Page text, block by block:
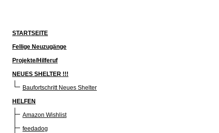
STARTSEITE
Fellige Neuzugänge
Projekte/Hilferuf
NEUES SHELTER !!!
Baufortschritt Neues Shelter
HELFEN
Amazon Wishlist
feedadog